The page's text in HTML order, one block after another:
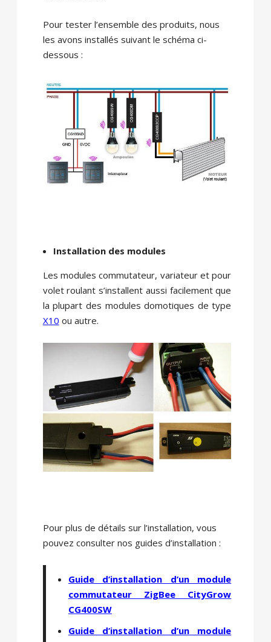
Pour tester l’ensemble des produits, nous
les avons installés suivant le schéma ci-
dessous :
Installation des modules
Les modules commutateur, variateur et pour
volet roulant s’installent aussi facilement que
la plupart des modules domotiques de type
X10 ou autre.
Pour plus de détails sur l’installation, vous
pouvez consulter nos guides d’installation :
Guide d’installation d’un module
commutateur ZigBee CityGrow
CG400SW
Guide d’installation d’un module